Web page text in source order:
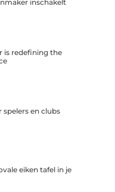
inschakelt
is redefining the
en clubs
eiken tafel in je